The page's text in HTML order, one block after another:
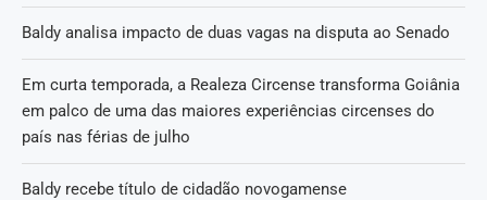
Baldy analisa impacto de duas vagas na disputa ao Senado
Em curta temporada, a Realeza Circense transforma Goiânia
em palco de uma das maiores experiências circenses do
país nas férias de julho
Baldy recebe título de cidadão novogamense